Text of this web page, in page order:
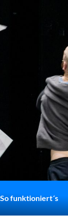
So funktioniert´s